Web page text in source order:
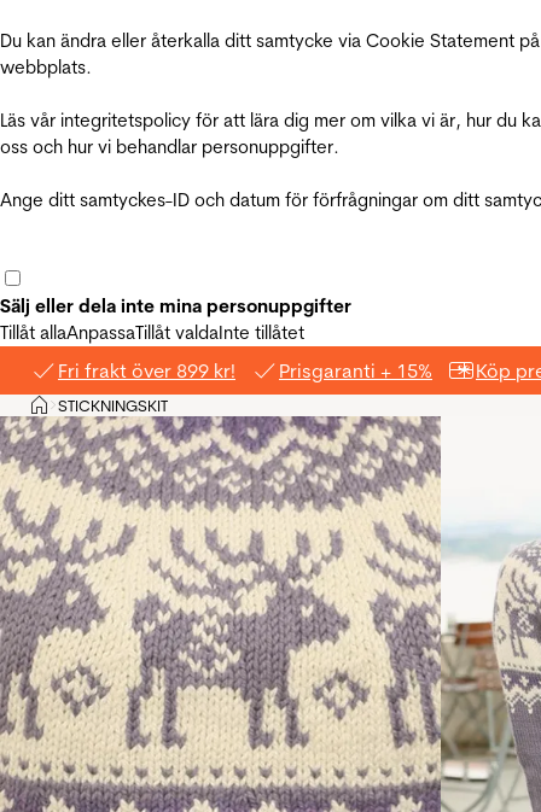
Du kan ändra eller återkalla ditt samtycke via Cookie Statement
webbplats.
Läs vår integritetspolicy för att lära dig mer om vilka vi är, hur du
oss och hur vi behandlar personuppgifter.
Ange ditt samtyckes-ID och datum för förfrågningar om ditt
Sälj eller dela inte mina personuppgifter
Tillåt allaAnpassaTillåt valdaInte tillåtet
Fri frakt över 899 kr! Prisgaranti + 15% Köp
Hem
>STICKNINGSKIT